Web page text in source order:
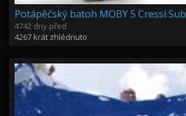
Potápěčský batoh MOBY 5 Cressi Sub
4742 dny před
4267 krát zhlédnuto